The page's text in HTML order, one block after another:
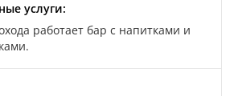
услуги:
работает бар с напитками и